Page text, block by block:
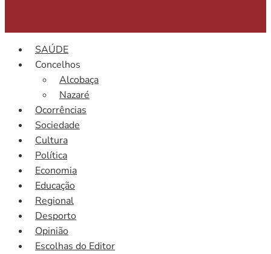
SAÚDE
Concelhos
Alcobaça
Nazaré
Ocorrências
Sociedade
Cultura
Política
Economia
Educação
Regional
Desporto
Opinião
Escolhas do Editor